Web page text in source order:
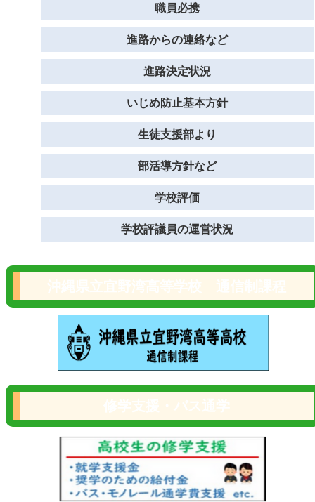
職員必携
進路からの連絡など
進路決定状況
いじめ防止基本方針
生徒支援部より
部活導方針など
学校評価
学校評議員の運営状況